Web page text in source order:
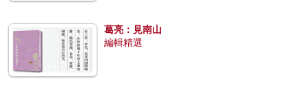
葛亮：見南山
編輯精選